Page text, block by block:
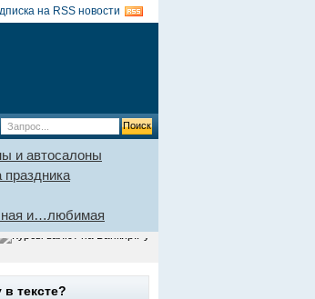
на RSS новости
и автосалоны
и…любимая
тексте?